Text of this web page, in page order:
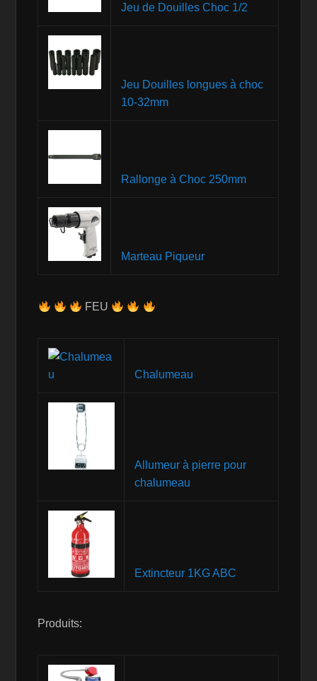
Jeu de Douilles Choc 1/2
Jeu Douilles longues à choc
10-32mm
Rallonge à Choc 250mm
Marteau Piqueur
FEU
Chalumeau
Allumeur à pierre pour
chalumeau
Extincteur 1KG ABC
Produits: